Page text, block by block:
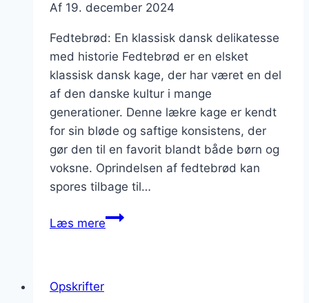
Af 19. december 2024
Fedtebrød: En klassisk dansk delikatesse
med historie Fedtebrød er en elsket
klassisk dansk kage, der har været en del
af den danske kultur i mange
generationer. Denne lækre kage er kendt
for sin bløde og saftige konsistens, der
gør den til en favorit blandt både børn og
voksne. Oprindelsen af fedtebrød kan
spores tilbage til…
Læs mereFedtebrød
Opskrifter